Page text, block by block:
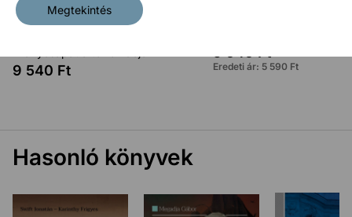
9 540 Ft Eredeti ár: 5 590 Ft
Hasonló könyvek
Megtekintés